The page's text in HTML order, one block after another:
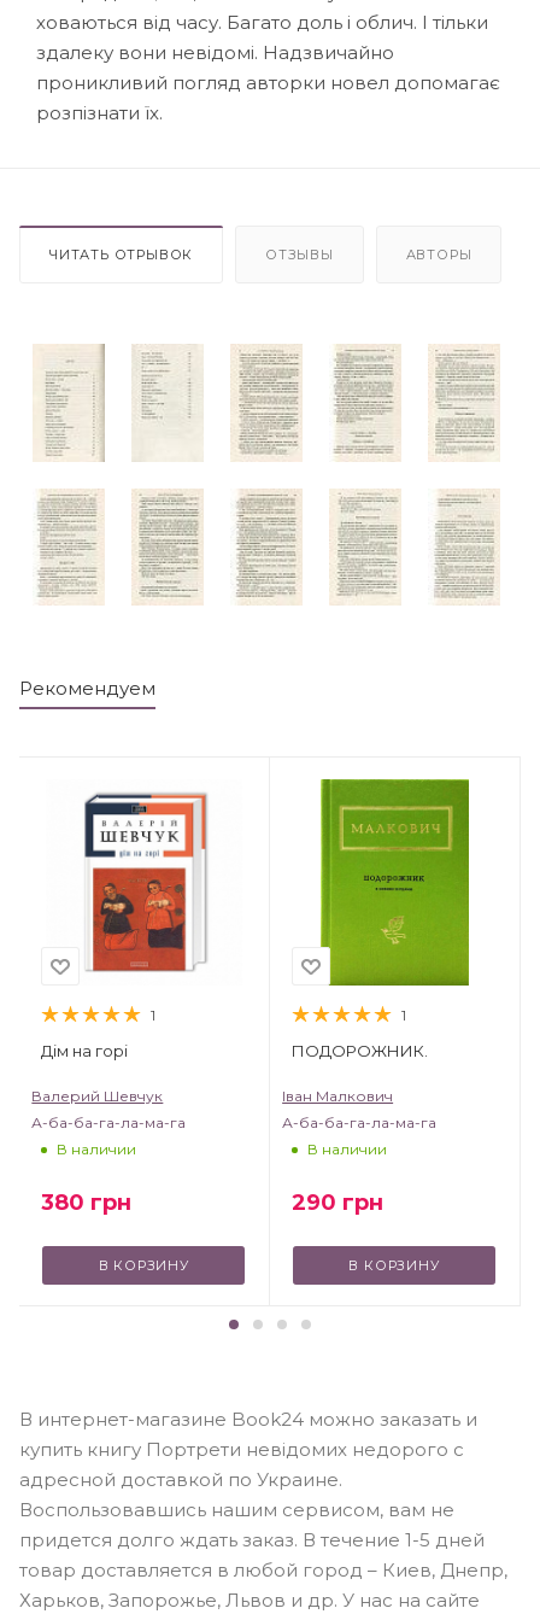
ховаються від часу. Багато доль і облич. І тільки
здалеку вони невідомі. Надзвичайно
проникливий погляд авторки новел допомагає
розпізнати їх.
ЧИТАТЬ ОТРЫВОК ОТЗЫВЫ АВТОРЫ
Рекомендуем
1
Дім на горі
Валерий Шевчук
А-ба-ба-га-ла-ма-га
В наличии
380 грн
В КОРЗИНУ
1
ПОДОРОЖНИК.
Іван Малкович
А-ба-ба-га-ла-ма-га
В наличии
290 грн
В КОРЗИНУ
В интернет-магазине Book24 можно заказать и
купить книгу Портрети невідомих недорого с
адресной доставкой по Украине.
Воспользовавшись нашим сервисом, вам не
придется долго ждать заказ. В течение 1-5 дней
товар доставляется в любой город – Киев, Днепр,
Харьков, Запорожье, Львов и др. У нас на сайте